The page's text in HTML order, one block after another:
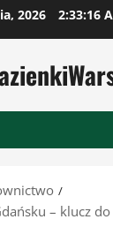
2026 2:33:17
– klucz